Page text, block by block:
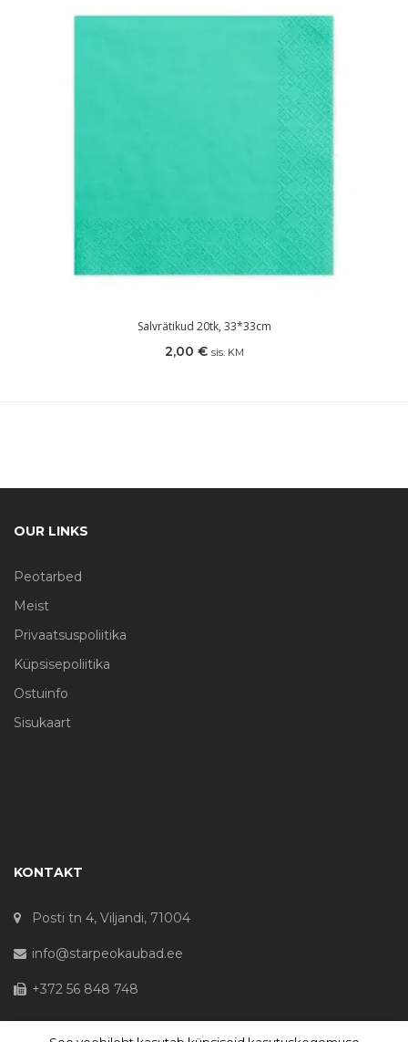
Salvrätikud 20tk, 33*33cm
2,00 € sis. KM
OUR LINKS
Peotarbed
Meist
Privaatsuspoliitika
Küpsisepoliitika
Ostuinfo
Sisukaart
KONTAKT
Posti tn 4, Viljandi, 71004
info@starpeokaubad.ee
+372 56 848 748